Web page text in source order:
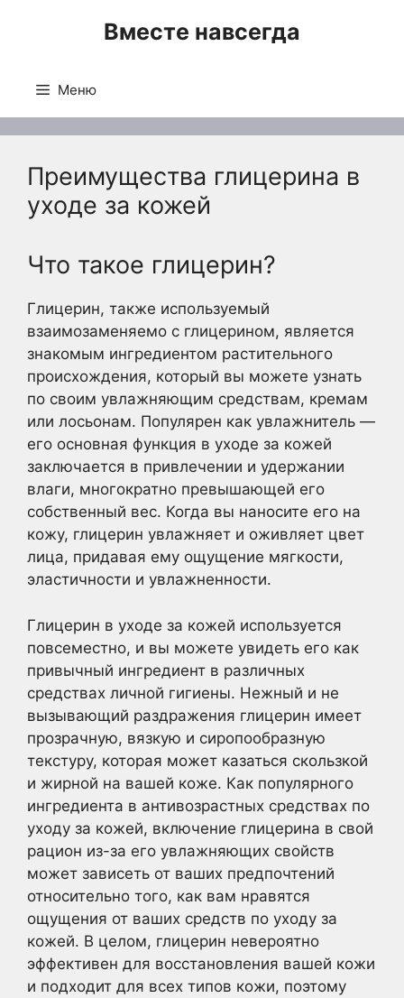
Вместе навсегда
Меню
Преимущества глицерина в
уходе за кожей
Что такое глицерин?
Глицерин, также используемый
взаимозаменяемо с глицерином, является
знакомым ингредиентом растительного
происхождения, который вы можете узнать
по своим увлажняющим средствам, кремам
или лосьонам. Популярен как увлажнитель —
его основная функция в уходе за кожей
заключается в привлечении и удержании
влаги, многократно превышающей его
собственный вес. Когда вы наносите его на
кожу, глицерин увлажняет и оживляет цвет
лица, придавая ему ощущение мягкости,
эластичности и увлажненности.
Глицерин в уходе за кожей используется
повсеместно, и вы можете увидеть его как
привычный ингредиент в различных
средствах личной гигиены. Нежный и не
вызывающий раздражения глицерин имеет
прозрачную, вязкую и сиропообразную
текстуру, которая может казаться скользкой
и жирной на вашей коже. Как популярного
ингредиента в антивозрастных средствах по
уходу за кожей, включение глицерина в свой
рацион из-за его увлажняющих свойств
может зависеть от ваших предпочтений
относительно того, как вам нравятся
ощущения от ваших средств по уходу за
кожей. В целом, глицерин невероятно
эффективен для восстановления вашей кожи
и подходит для всех типов кожи, поэтому